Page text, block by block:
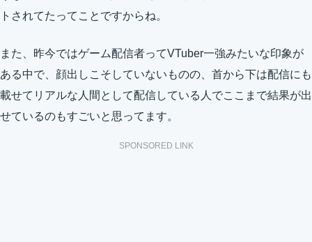
トされてたってことですからね。
また、昨今ではゲーム配信者ってVTuber一強みたいな印象が
ある中で、顔出しこそしていないものの、首から下は配信にも
載せてリアルな人間として配信している人でここまで結果が出
せているのもすごいと思ってます。
SPONSORED LINK